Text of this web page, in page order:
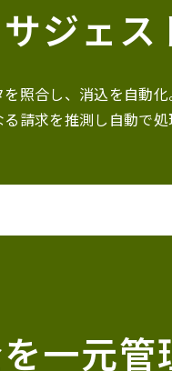
ジェス
照合し、消込を自動
請求を推測し自動で処
一元管